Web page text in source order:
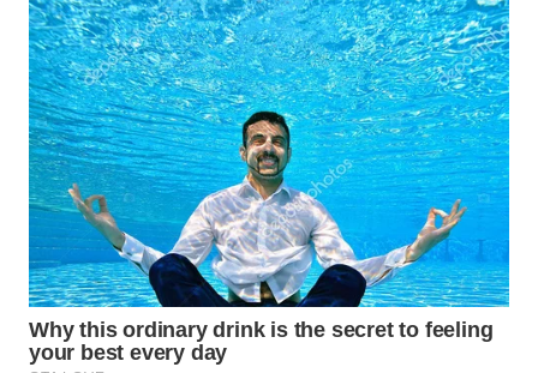
WN
TAPANULI
UTARA
WN
SAMOSIR
WN
PADANG
LAWAS
WN
SUMEDANG